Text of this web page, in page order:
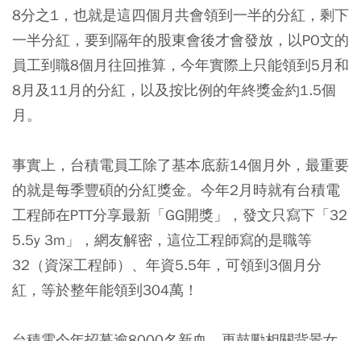
8分之1，也就是這四個月共會領到一半的分紅，剩下
一半分紅，要到隔年的股東會後才會發放，以PO文的
員工到職8個月往回推算，今年實際上只能領到5月和
8月及11月的分紅，以及按比例的年終獎金約1.5個
月。
事實上，台積電員工除了基本底薪14個月外，最重要
的就是每季豐碩的分紅獎金。今年2月時就有台積電
工程師在PTT分享最新「GG開獎」，發文只寫下「32
5.5y 3m」，網友解密，這位工程師寫的是職等
32（資深工程師）、年資5.5年，可領到3個月分
紅，等於整年能領到304萬！